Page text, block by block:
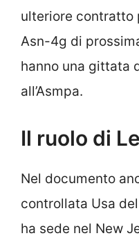
ulteriore contratto
Asn-4g di
hanno una gittata
all’Asmpa.
Il ruolo di
Nel documento
controllata Usa
ha sede nel New